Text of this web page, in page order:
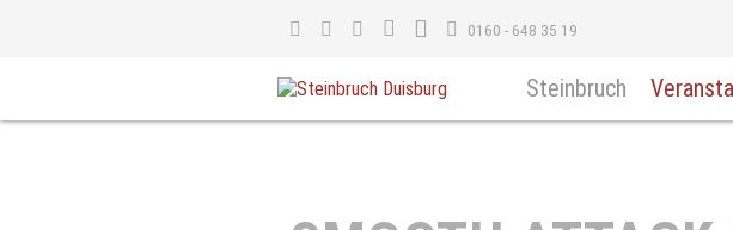
Steinbruch
0160 - 648 35 19